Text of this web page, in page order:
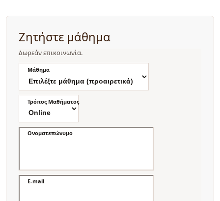
Ζητήστε μάθημα
Δωρεάν επικοινωνία.
Μάθημα
Τρόπος Μαθήματος
Ονοματεπώνυμο
E-mail